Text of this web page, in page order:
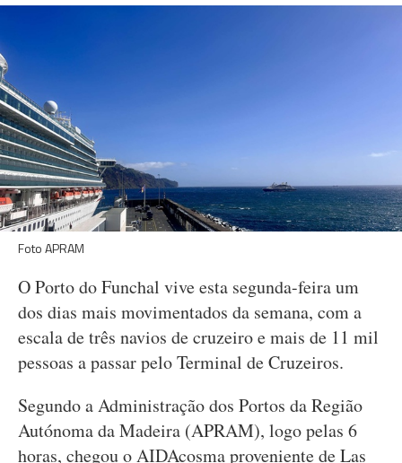
Foto APRAM
O Porto do Funchal vive esta segunda-feira um
dos dias mais movimentados da semana, com a
escala de três navios de cruzeiro e mais de 11 mil
pessoas a passar pelo Terminal de Cruzeiros.
Segundo a Administração dos Portos da Região
Autónoma da Madeira (APRAM), logo pelas 6
horas, chegou o AIDAcosma proveniente de Las